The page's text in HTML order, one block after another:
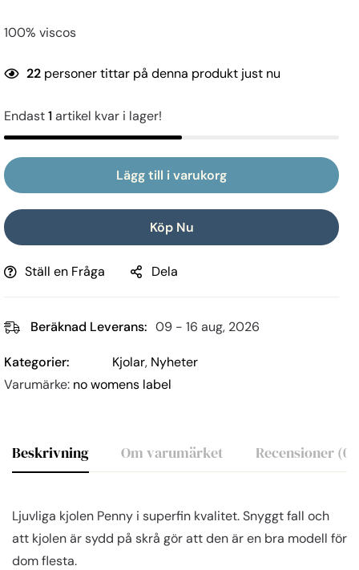
100% viscos
22 personer tittar på denna produkt just nu
Endast1 artikel kvar i lager!
Lägg till i varukorg
Köp Nu
Ställ en Fråga Dela
Beräknad Leverans: 09 - 16 aug, 2026
Kategorier: Kjolar, Nyheter
Varumärke: no womens label
Beskrivning Om varumärket Recensioner (0)
Ljuvliga kjolen Penny i superfin kvalitet. Snyggt fall och
att kjolen är sydd på skrå gör att den är en bra modell för
dom flesta.